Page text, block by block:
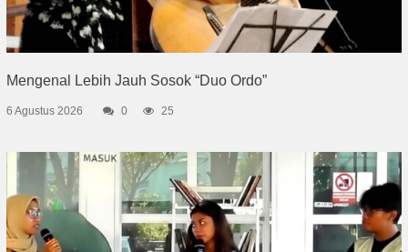
Mengenal Lebih Jauh Sosok “Duo Ordo”
6 Agustus 2026 0 25